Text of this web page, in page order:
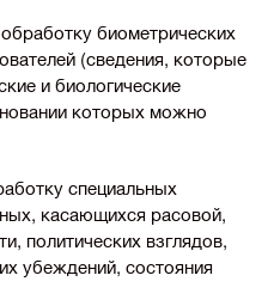
биометрических
(сведения, которые
и биологические
которых можно
специальных
касающихся расовой,
политических взглядов,
убеждений, состояния